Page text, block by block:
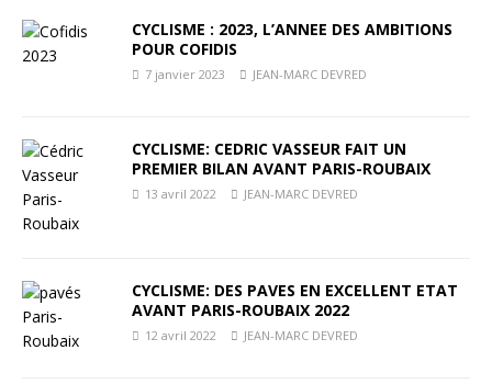
CYCLISME : 2023, L’ANNEE DES AMBITIONS
POUR COFIDIS
7 janvier 2023 JEAN-MARC DEVRED
CYCLISME: CEDRIC VASSEUR FAIT UN
PREMIER BILAN AVANT PARIS-ROUBAIX
13 avril 2022 JEAN-MARC DEVRED
CYCLISME: DES PAVES EN EXCELLENT ETAT
AVANT PARIS-ROUBAIX 2022
12 avril 2022 JEAN-MARC DEVRED